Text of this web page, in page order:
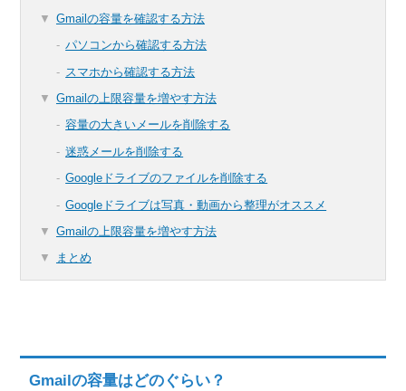
Gmailの容量を確認する方法
パソコンから確認する方法
スマホから確認する方法
Gmailの上限容量を増やす方法
容量の大きいメールを削除する
迷惑メールを削除する
Googleドライブのファイルを削除する
Googleドライブは写真・動画から整理がオススメ
Gmailの上限容量を増やす方法
まとめ
Gmailの容量はどのぐらい？